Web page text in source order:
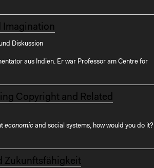
Imagination
Diskussion
aus Indien. Er war Professor am Centre for
Copyright and Related
economic and social systems, how would you do it?
Zukunftsfähigkeit